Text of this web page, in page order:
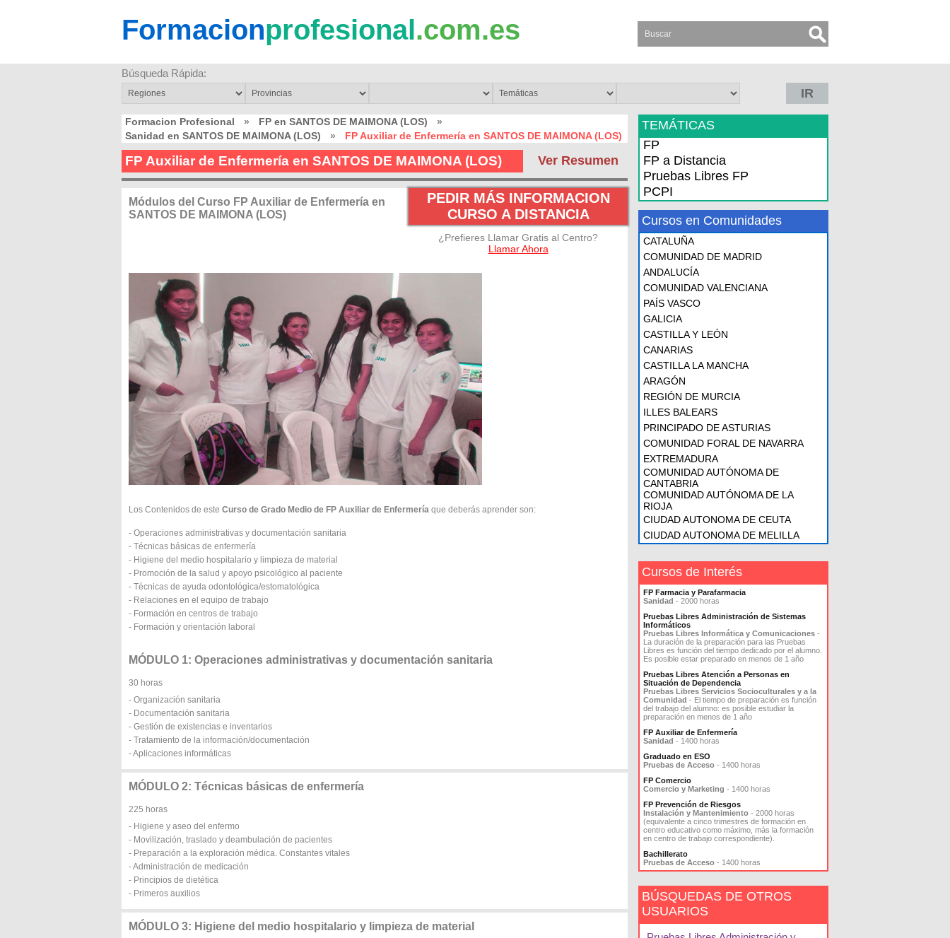
Formacionprofesional.com.es
Búsqueda Rápida:
IR
Formacion Profesional » FP en SANTOS DE MAIMONA (LOS)
»
Sanidad en SANTOS DE MAIMONA (LOS)
» FP Auxiliar de Enfermería en SANTOS DE MAIMONA (LOS)
Ver Resumen
FP Auxiliar de Enfermería en SANTOS DE MAIMONA (LOS)
PEDIR MÁS INFORMACION
CURSO A DISTANCIA
¿Prefieres Llamar Gratis al Centro?
Llamar Ahora
Módulos del Curso FP Auxiliar de Enfermería en
SANTOS DE MAIMONA (LOS)
Los Contenidos de este Curso de Grado Medio de FP Auxiliar de Enfermería que deberás aprender son:
- Operaciones administrativas y documentación sanitaria
- Técnicas básicas de enfermería
- Higiene del medio hospitalario y limpieza de material
- Promoción de la salud y apoyo psicológico al paciente
- Técnicas de ayuda odontológica/estomatológica
- Relaciones en el equipo de trabajo
- Formación en centros de trabajo
- Formación y orientación laboral
MÓDULO 1: Operaciones administrativas y documentación sanitaria
30 horas
- Organización sanitaria
- Documentación sanitaria
- Gestión de existencias e inventarios
- Tratamiento de la información/documentación
- Aplicaciones informáticas
MÓDULO 2: Técnicas básicas de enfermería
225 horas
- Higiene y aseo del enfermo
- Movilización, traslado y deambulación de pacientes
- Preparación a la exploración médica. Constantes vitales
- Administración de medicación
- Principios de dietética
- Primeros auxilios
MÓDULO 3: Higiene del medio hospitalario y limpieza de material
TEMÁTICAS
FP
FP a Distancia
Pruebas Libres FP
PCPI
Cursos en Comunidades
CATALUÑA
COMUNIDAD DE MADRID
ANDALUCÍA
COMUNIDAD VALENCIANA
PAÍS VASCO
GALICIA
CASTILLA Y LEÓN
CANARIAS
CASTILLA LA MANCHA
ARAGÓN
REGIÓN DE MURCIA
ILLES BALEARS
PRINCIPADO DE ASTURIAS
COMUNIDAD FORAL DE NAVARRA
EXTREMADURA
COMUNIDAD AUTÓNOMA DE
CANTABRIA
COMUNIDAD AUTÓNOMA DE LA
RIOJA
CIUDAD AUTONOMA DE CEUTA
CIUDAD AUTONOMA DE MELILLA
Cursos de Interés
FP Farmacia y Parafarmacia
Sanidad - 2000 horas
Pruebas Libres Administración de Sistemas
Informáticos
Pruebas Libres Informática y Comunicaciones -
La duración de la preparación para las Pruebas
Libres es función del tiempo dedicado por el alumno.
Es posible estar preparado en menos de 1 año
Pruebas Libres Atención a Personas en
Situación de Dependencia
Pruebas Libres Servicios Socioculturales y a la
Comunidad - El tiempo de preparación es función
del trabajo del alumno: es posible estudiar la
preparación en menos de 1 año
FP Auxiliar de Enfermería
Sanidad - 1400 horas
Graduado en ESO
Pruebas de Acceso - 1400 horas
FP Comercio
Comercio y Marketing - 1400 horas
FP Prevención de Riesgos
Instalación y Mantenimiento - 2000 horas
(equivalente a cinco trimestres de formación en
centro educativo como máximo, más la formación
en centro de trabajo correspondiente).
Bachillerato
Pruebas de Acceso - 1400 horas
BÚSQUEDAS DE OTROS
USUARIOS